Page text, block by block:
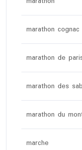
marathon cognac
marathon de
marathon des
marathon du
marche